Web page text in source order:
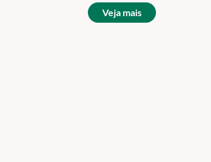
entre a Realidade e o
Milagre.
Veja mais